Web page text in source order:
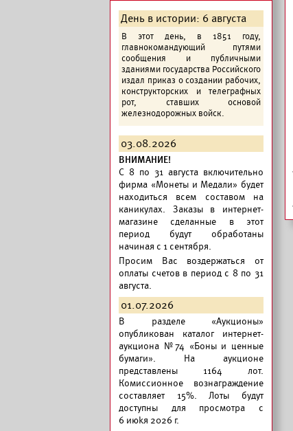
День в истории: 6 августа
В этот день, в 1851 году,
главнокомандующий путями
сообщения и публичными
зданиями государства Российского
издал приказ о создании рабочих,
конструкторских и телеграфных
рот, ставших основой
железнодорожных войск.
03.08.2026
ВНИМАНИЕ!
C 8 по 31 августа включительно
фирма «Монеты и Медали» будет
находиться всем составом на
каникулах. Заказы в интернет-
магазине сделанные в этот
период будут обработаны
начиная с 1 сентября.
Просим Вас воздержаться от
оплаты счетов в период с 8 по 31
августа.
01.07.2026
В разделе «Аукционы»
опубликован каталог интернет-
аукциона №74 «Боны и ценные
бумаги». На аукционе
представлены 1164 лот.
Комиссионное вознаграждение
составляет 15%. Лоты будут
доступны для просмотра с
6 июkя 2026 г.